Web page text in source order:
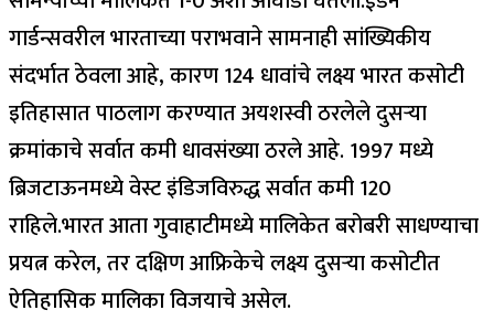
गार्डन्सवरील भारताच्या पराभवाने सामनाही सांख्यिकीय
संदर्भात ठेवला आहे, कारण 124 धावांचे लक्ष्य भारत कसोटी
इतिहासात पाठलाग करण्यात अयशस्वी ठरलेले दुसऱ्या
क्रमांकाचे सर्वात कमी धावसंख्या ठरले आहे. 1997 मध्ये
ब्रिजटाऊनमध्ये वेस्ट इंडिजविरुद्ध सर्वात कमी 120
राहिले.भारत आता गुवाहाटीमध्ये मालिकेत बरोबरी साधण्याचा
प्रयत्न करेल, तर दक्षिण आफ्रिकेचे लक्ष्य दुसऱ्या कसोटीत
ऐतिहासिक मालिका विजयाचे असेल.